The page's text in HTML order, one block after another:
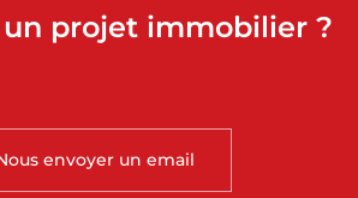
un projet immobilier ?
envoyer un email